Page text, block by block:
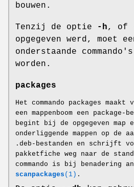
bouwen.
Tenzij de optie -h, of
opgegeven werd, moet
onderstaande
worden.
packages
Het commando packages
een mappenboom een package-
begint bij de opgegeven map
onderliggende mappen op de
.deb-bestanden en schrijft
pakketfiche weg naar de
commando is bij benadering
scanpackages (1) .